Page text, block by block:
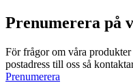
Prenumerera på
För frågor om våra
postadress till oss så
Prenumerera